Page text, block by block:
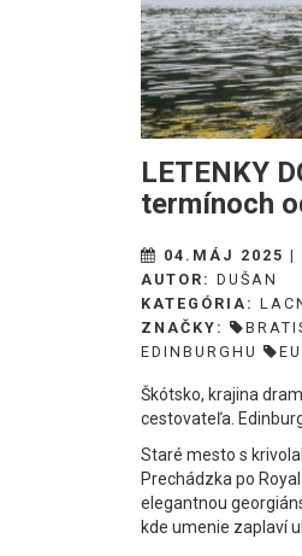
LETENKY
termínoch
04.MÁJ 2025 |
AUTOR: DUŠAN
KATEGÓRIA:
ZNAČKY:
EDINBURGHU
Škótsko, krajina
cestovateľa.
Staré mesto s
Prechádzka po
elegantnou
kde umenie zaplaví